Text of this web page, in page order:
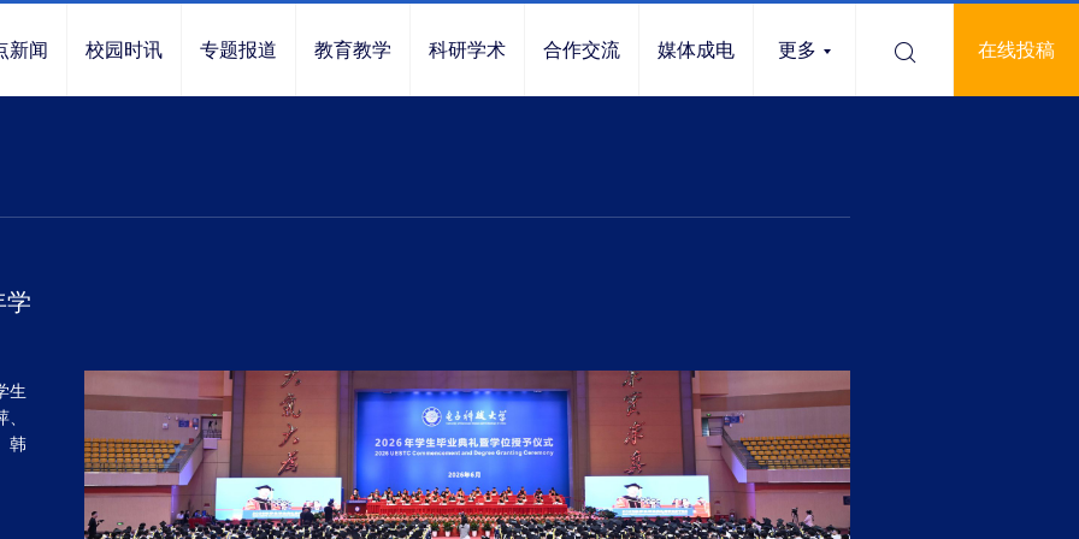
新闻 校园时讯 专题报道 教育教学 科研学术 合作交流 媒体成电 更多 在线投稿
学
生
韩